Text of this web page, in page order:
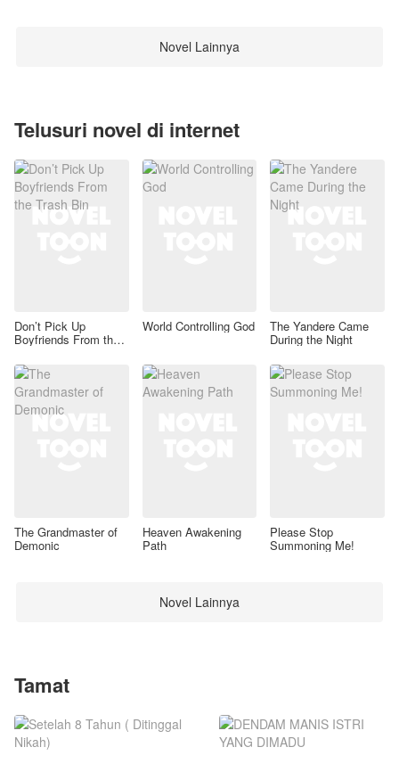
Novel Lainnya
Telusuri novel di internet
Don’t Pick Up
Boyfriends From the
World Controlling God The Yandere Came
During the Night
The Grandmaster of
Demonic
Heaven Awakening
Path
Please Stop
Summoning Me!
Novel Lainnya
Tamat